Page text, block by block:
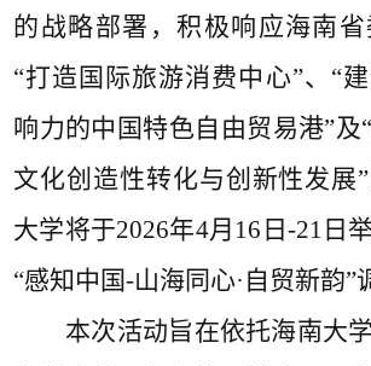
的战略部署，积极响应海南
“打造国际旅游消费中心”、“
响力的中国特色自由贸易港”及
文化创造性转化与创新性发展
大学将于2026年4月16日-21日
“感知中国-山海同心·自贸新韵”
本次活动旨在依托海南大